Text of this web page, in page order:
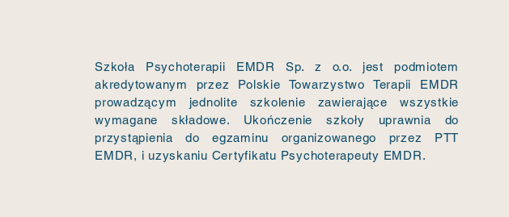
Szkoła Psychoterapii EMDR Sp. z o.o. jest podmiotem
akredytowanym przez Polskie Towarzystwo Terapii EMDR
prowadzącym jednolite szkolenie zawierające wszystkie
wymagane składowe. Ukończenie szkoły uprawnia do
przystąpienia do egzaminu organizowanego przez PTT
EMDR, i uzyskaniu Certyfikatu Psychoterapeuty EMDR.